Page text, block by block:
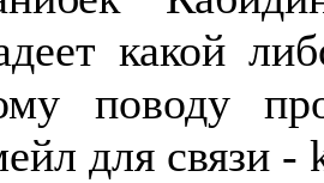
какой
поводу
для связи